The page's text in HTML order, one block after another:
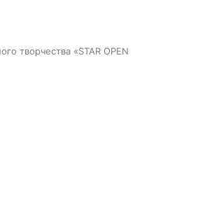
творчества «STAR OPEN